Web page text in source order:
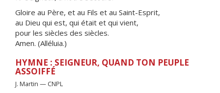
Gloire au Père, et au Fils et au Saint-Esprit,
au Dieu qui est, qui était et qui vient,
pour les siècles des siècles.
Amen. (Alléluia.)
HYMNE : SEIGNEUR, QUAND TON PEUPLE
ASSOIFFÉ
J. Martin — CNPL